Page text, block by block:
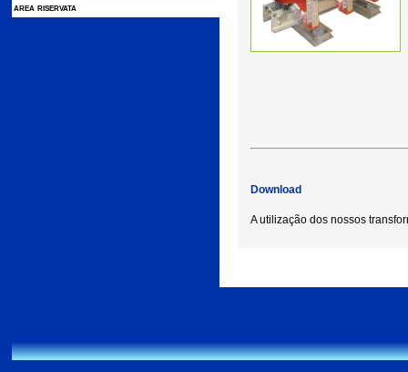
area riservata
Download
A utilização dos nossos